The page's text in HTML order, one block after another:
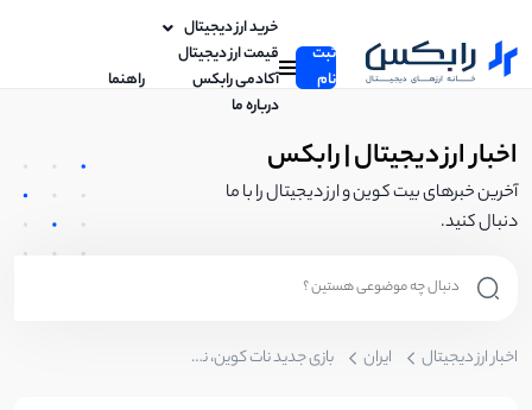
ثبت
نام
خرید ارز دیجیتال
قیمت ارز دیجیتال
آکادمی رابکس
راهنما
درباره ما
اخبار ارز دیجیتال | رابکس
آخرین خبرهای بیت کوین و ارز دیجیتال را با ما
دنبال کنید.
اخبار ارز دیجیتال ایران بازی جدید نات کوین، نات گیمز این ارز را نجات می‌دهد؟